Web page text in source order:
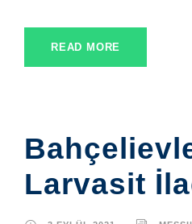
READ MORE
Larvasit